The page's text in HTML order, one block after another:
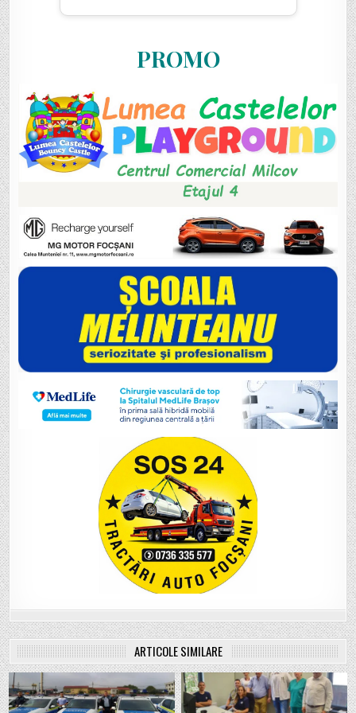
PROMO
ARTICOLE SIMILARE